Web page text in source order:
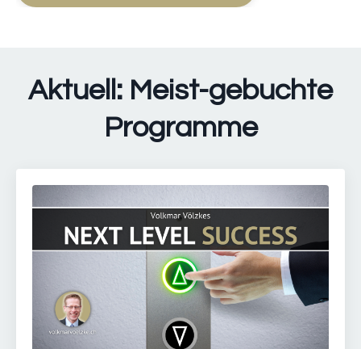
Aktuell: Meist-gebuchte
Programme